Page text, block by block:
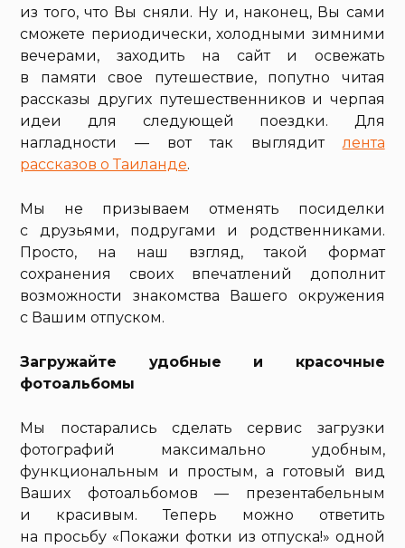
из того, что Вы сняли. Ну и, наконец, Вы сами
сможете периодически, холодными зимними
вечерами, заходить на сайт и освежать
в памяти свое путешествие, попутно читая
рассказы других путешественников и черпая
идеи для следующей поездки. Для
нагладности — вот так выглядит лента
рассказов о Таиланде.
Мы не призываем отменять посиделки
с друзьями, подругами и родственниками.
Просто, на наш взгляд, такой формат
сохранения своих впечатлений дополнит
возможности знакомства Вашего окружения
с Вашим отпуском.
Загружайте удобные и красочные
фотоальбомы
Мы постарались сделать сервис загрузки
фотографий максимально удобным,
функциональным и простым, а готовый вид
Ваших фотоальбомов — презентабельным
и красивым. Теперь можно ответить
на просьбу «Покажи фотки из отпуска!» одной